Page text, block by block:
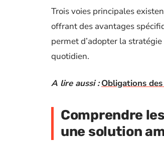
Trois voies principales
offrant des avantages
permet d’adopter la
quotidien.
A lire aussi : Obligations
Comprendre
une solution